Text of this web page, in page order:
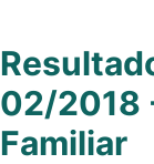
02/2018
Familiar